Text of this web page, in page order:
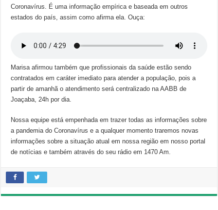
Coronavírus. É uma informação empírica e baseada em outros
estados do país, assim como afirma ela. Ouça:
Marisa afirmou também que profissionais da saúde estão sendo
contratados em caráter imediato para atender a população, pois a
partir de amanhã o atendimento será centralizado na AABB de
Joaçaba, 24h por dia.
Nossa equipe está empenhada em trazer todas as informações sobre
a pandemia do Coronavírus e a qualquer momento traremos novas
informações sobre a situação atual em nossa região em nosso portal
de notícias e também através do seu rádio em 1470 Am.